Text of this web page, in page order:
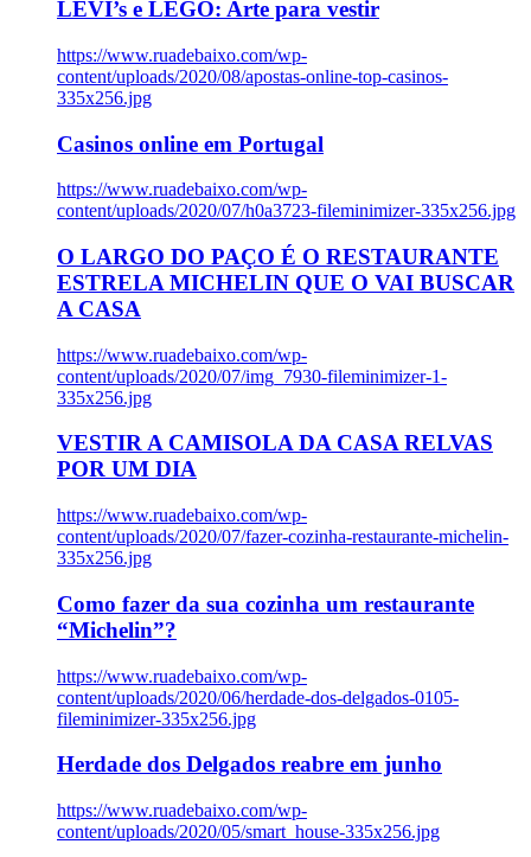
LEVI’s e LEGO: Arte para vestir
https://www.ruadebaixo.com/wp-
content/uploads/2020/08/apostas-online-top-casinos-
335x256.jpg
Casinos online em Portugal
https://www.ruadebaixo.com/wp-
content/uploads/2020/07/h0a3723-fileminimizer-335x256.jpg
O LARGO DO PAÇO É O RESTAURANTE
ESTRELA MICHELIN QUE O VAI BUSCAR
A CASA
https://www.ruadebaixo.com/wp-
content/uploads/2020/07/img_7930-fileminimizer-1-
335x256.jpg
VESTIR A CAMISOLA DA CASA RELVAS
POR UM DIA
https://www.ruadebaixo.com/wp-
content/uploads/2020/07/fazer-cozinha-restaurante-michelin-
335x256.jpg
Como fazer da sua cozinha um restaurante
“Michelin”?
https://www.ruadebaixo.com/wp-
content/uploads/2020/06/herdade-dos-delgados-0105-
fileminimizer-335x256.jpg
Herdade dos Delgados reabre em junho
https://www.ruadebaixo.com/wp-
content/uploads/2020/05/smart_house-335x256.jpg